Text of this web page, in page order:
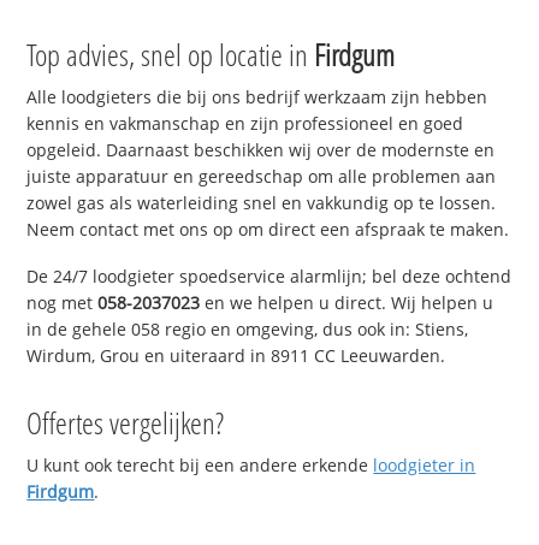
Top advies, snel op locatie in Firdgum
Alle loodgieters die bij ons bedrijf werkzaam zijn hebben
kennis en vakmanschap en zijn professioneel en goed
opgeleid. Daarnaast beschikken wij over de modernste en
juiste apparatuur en gereedschap om alle problemen aan
zowel gas als waterleiding snel en vakkundig op te lossen.
Neem contact met ons op om direct een afspraak te maken.
De 24/7 loodgieter spoedservice alarmlijn; bel deze ochtend
nog met058-2037023 en we helpen u direct. Wij helpen u
in de gehele 058 regio en omgeving, dus ook in: Stiens,
Wirdum, Grou en uiteraard in 8911 CC Leeuwarden.
Offertes vergelijken?
U kunt ook terecht bij een andere erkende loodgieter in
Firdgum.